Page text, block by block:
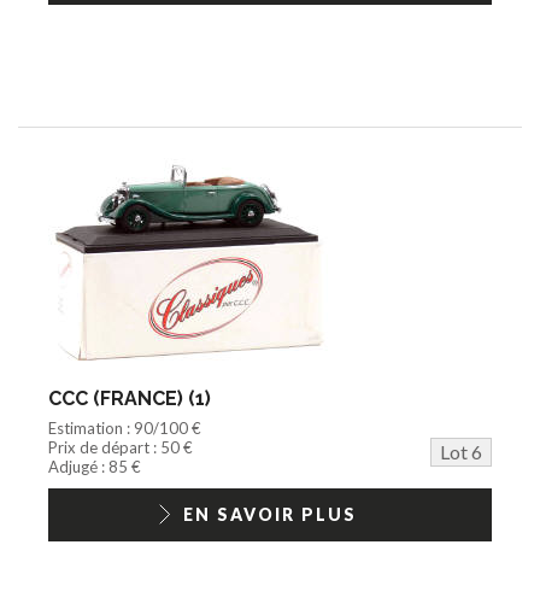
CCC (FRANCE) (1)
Estimation : 90/100 €
Prix de départ : 50 €
Lot 6
Adjugé : 85 €
EN SAVOIR PLUS